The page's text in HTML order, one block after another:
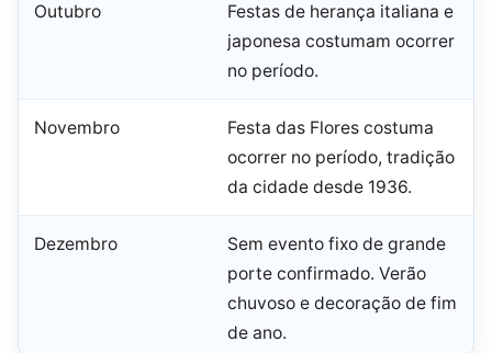
Outubro
Festas de herança italiana e
japonesa costumam ocorrer
no período.
Novembro
Festa das Flores costuma
ocorrer no período, tradição
da cidade desde 1936.
Dezembro
Sem evento fixo de grande
porte confirmado. Verão
chuvoso e decoração de fim
de ano.